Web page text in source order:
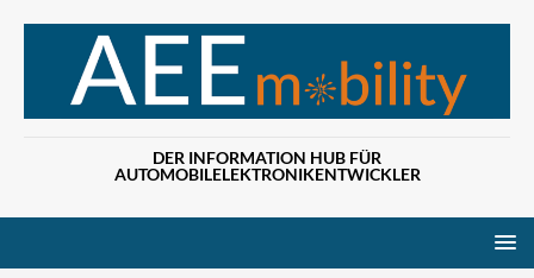
DER INFORMATION HUB FÜR
AUTOMOBILELEKTRONIKENTWICKLER